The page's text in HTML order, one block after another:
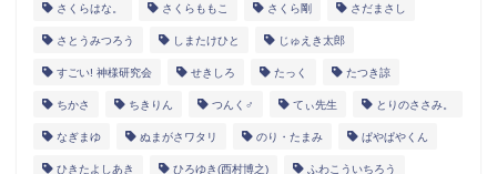
さくらはな。 さくらももこ さくら剛 さだまさし
さとうみつろう しまたけひと じゅえき太郎
すごい! 神様研究会 せきしろ たっく たつき諒
ちかさ ちきりん つんく♂ てぃ先生 とりのささみ。
なぎまゆ ぬまがさワタリ のり・たまみ ぱやぱやくん
ひきたよしあき ひろゆき(西村博之) ふわこういちろう